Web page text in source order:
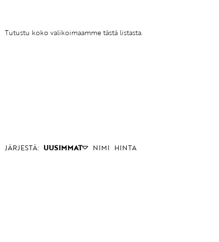
Tutustu koko valikoimaamme tästä listasta.
JÄRJESTÄ: UUSIMMAT NIMI HINTA